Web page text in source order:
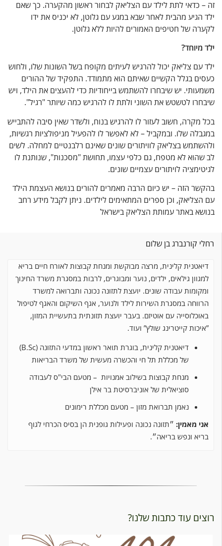
לתת לילד עם הצליאק לבחור ראשון מהקערה. כך שאם
מהבית לאחר שבא במגע עם גלוטן, לא יכניס את ידו
של חטיפים האמורים להיות ללא גלוטן.
צליאק יכול להרגיש לעיתים מקופח בשל השונות שלו, ולחוש
בגלל הקשיים שאיתם הוא מתמודד. התפקיד של ההורים
יש שיבחרו להשתמש בייחודיות כדי להעצים את הילד, ויש
לטשטש את השוני ולתת לו להרגיש כמה שיותר "רגיל".
חשוב לעזור לו להרגיש בנוח, ולשדר שאין סיבה להתבייש
שלו. ובמקביל – לא לאפשר לו להפעיל מניפולציות רגשיות,
בצליאק לוויתורים שונים שאינם רלבנטיים למחלה. לשים
לא מטפח, גם כלפי עצמו, תחושת "מסכנות", שנותנת לו
לויתורים עצמיים שונים.
הזה – יש כיום הרבה מאמרים להורים בנושא העצמת הילד
וכן ספרים המתאימים לילדים. ניתן לקבל מידע רחב
באתר עמותת הצליאק בישראל
קורנברג בן שלום
קלינית, מרצה מבוקשת ומנחת קבוצות לאורח חיים בריא
גילאים, ילדים, נוער ומבוגרים, לרבות במסגרת משרד החינוך
עבודה שונים. יועצת לתזונה נכונה ותברואה למשרד
במסגרת השירות לילד ולנוער, אגף השיקום והאגף לטיפול
עם אוטיזם. בעבר יועצת תזונתית בתעשיית המזון,
קייטרינג שולץ” ועוד.
דיאטנית קלינית, בוגרת תואר ראשון במדעי התזונה (B.Sc)
של מכללת תל חי והכשרה מעשית של משרד הבריאות
מנחת קבוצות בשילוב אמנויות – מטעם הבי"ס לעבודה
סוציאלית של אוניברסיטת בר אילן
נאמן תברואת מזון – מטעם מכללת רימונים
מאמין: ״תזונה נכונה ופעילות גופנית הן בסיס הכרחי לגוף
ונפש בריאה״.
עוד כתבות שלנו?